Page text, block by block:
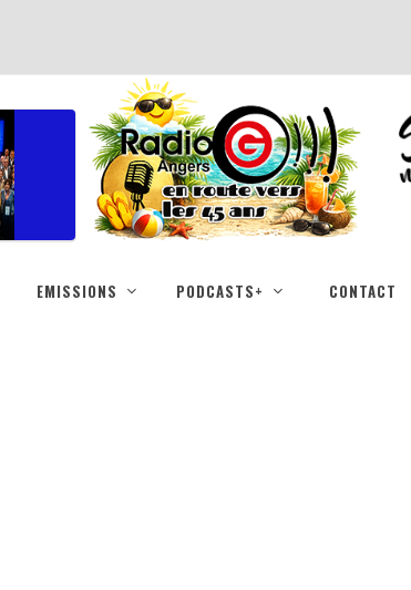
EMISSIONS PODCASTS+ CONTACT